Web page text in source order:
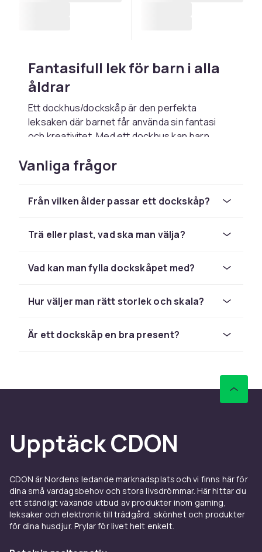
Fantasifull lek för barn i alla
åldrar
Ett dockhus/dockskåp är den perfekta
leksaken där barnet får använda sin fantasi
och kreativitet. Med ett dockhus kan barn
en fantasifull lek och ger barn möjlighet att
vara uppfinningsrika. Dockhus/dockskåp
mot 10 år eller tills barnet tappar intresset. Det
från Melissa & Doug. Det klassiska dockskåpet
Detta dockskåp kan varieras i oändlighet. Det
går att exempelvis att tapetsera, använda LED
möbler. Det finns rum att köpa till som gör
Dockhus & skåp från barnens
dockmöbler som är i obehandlat trä vilket gör
design och där det går att vika upp och stänga
framsidan av dockhuset istället för ett öppet
finns många andra typer av dockhus/dockskåp
på marknaden som Melissa & Dougs olika
dockhus i trä, Pippi Långstrump hus eller L.O.L.
Surprise House, Sylvanian Families och många
Vanliga frågor
Från vilken ålder passar ett dockskåp?
Trä eller plast, vad ska man välja?
Vad kan man fylla dockskåpet med?
Hur väljer man rätt storlek och skala?
Är ett dockskåp en bra present?
Upptäck CDON
CDON är Nordens ledande marknadsplats och vi finns här för
dina små vardagsbehov och stora livsdrömmar. Här hittar du
ett ständigt växande utbud av produkter inom gaming,
leksaker och elektronik till trädgård, skönhet och produkter
för dina husdjur. Prylar för livet helt enkelt.